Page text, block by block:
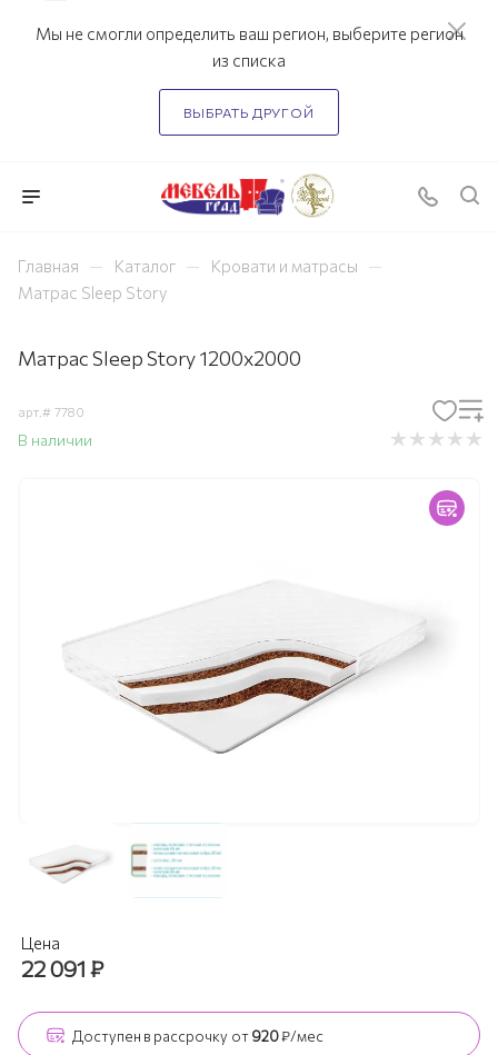
Мы не смогли определить ваш регион, выберите регион
из списка
ВЫБРАТЬ ДРУГОЙ
Главная — Каталог — Кровати и матрасы —
Матрас Sleep Story
Матрас Sleep Story 1200х2000
арт.# 7780
В наличии
Цена
22 091 ₽
Доступен в рассрочку от920₽/мес